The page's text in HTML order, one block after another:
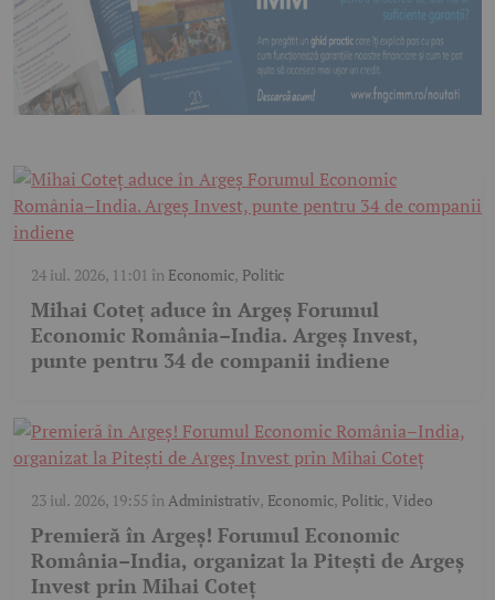
24 iul. 2026, 11:01 în Economic, Politic
Mihai Coteț aduce în Argeș Forumul
Economic România–India. Argeș Invest,
punte pentru 34 de companii indiene
23 iul. 2026, 19:55 înAdministrativ, Economic, Politic,Video
Premieră în Argeș! Forumul Economic
România–India, organizat la Pitești de Argeș
Invest prin Mihai Coteț